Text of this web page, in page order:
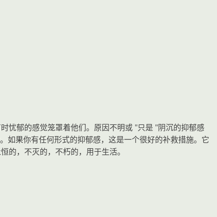
忧郁的感觉笼罩着他们。原因不明或 "只是 "阴沉的抑郁感
如果你有任何形式的抑郁感，这是一个很好的补救措施。它
，不灭的，不朽的，用于生活。